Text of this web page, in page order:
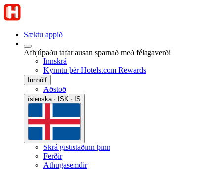
Sæktu appið
Afhjúpaðu tafarlausan sparnað með félagaverði
Innskrá
Kynntu þér Hotels.com Rewards
Innhólf
Aðstoð
íslenska · ISK · IS
Skrá gististaðinn þinn
Ferðir
Athugasemdir